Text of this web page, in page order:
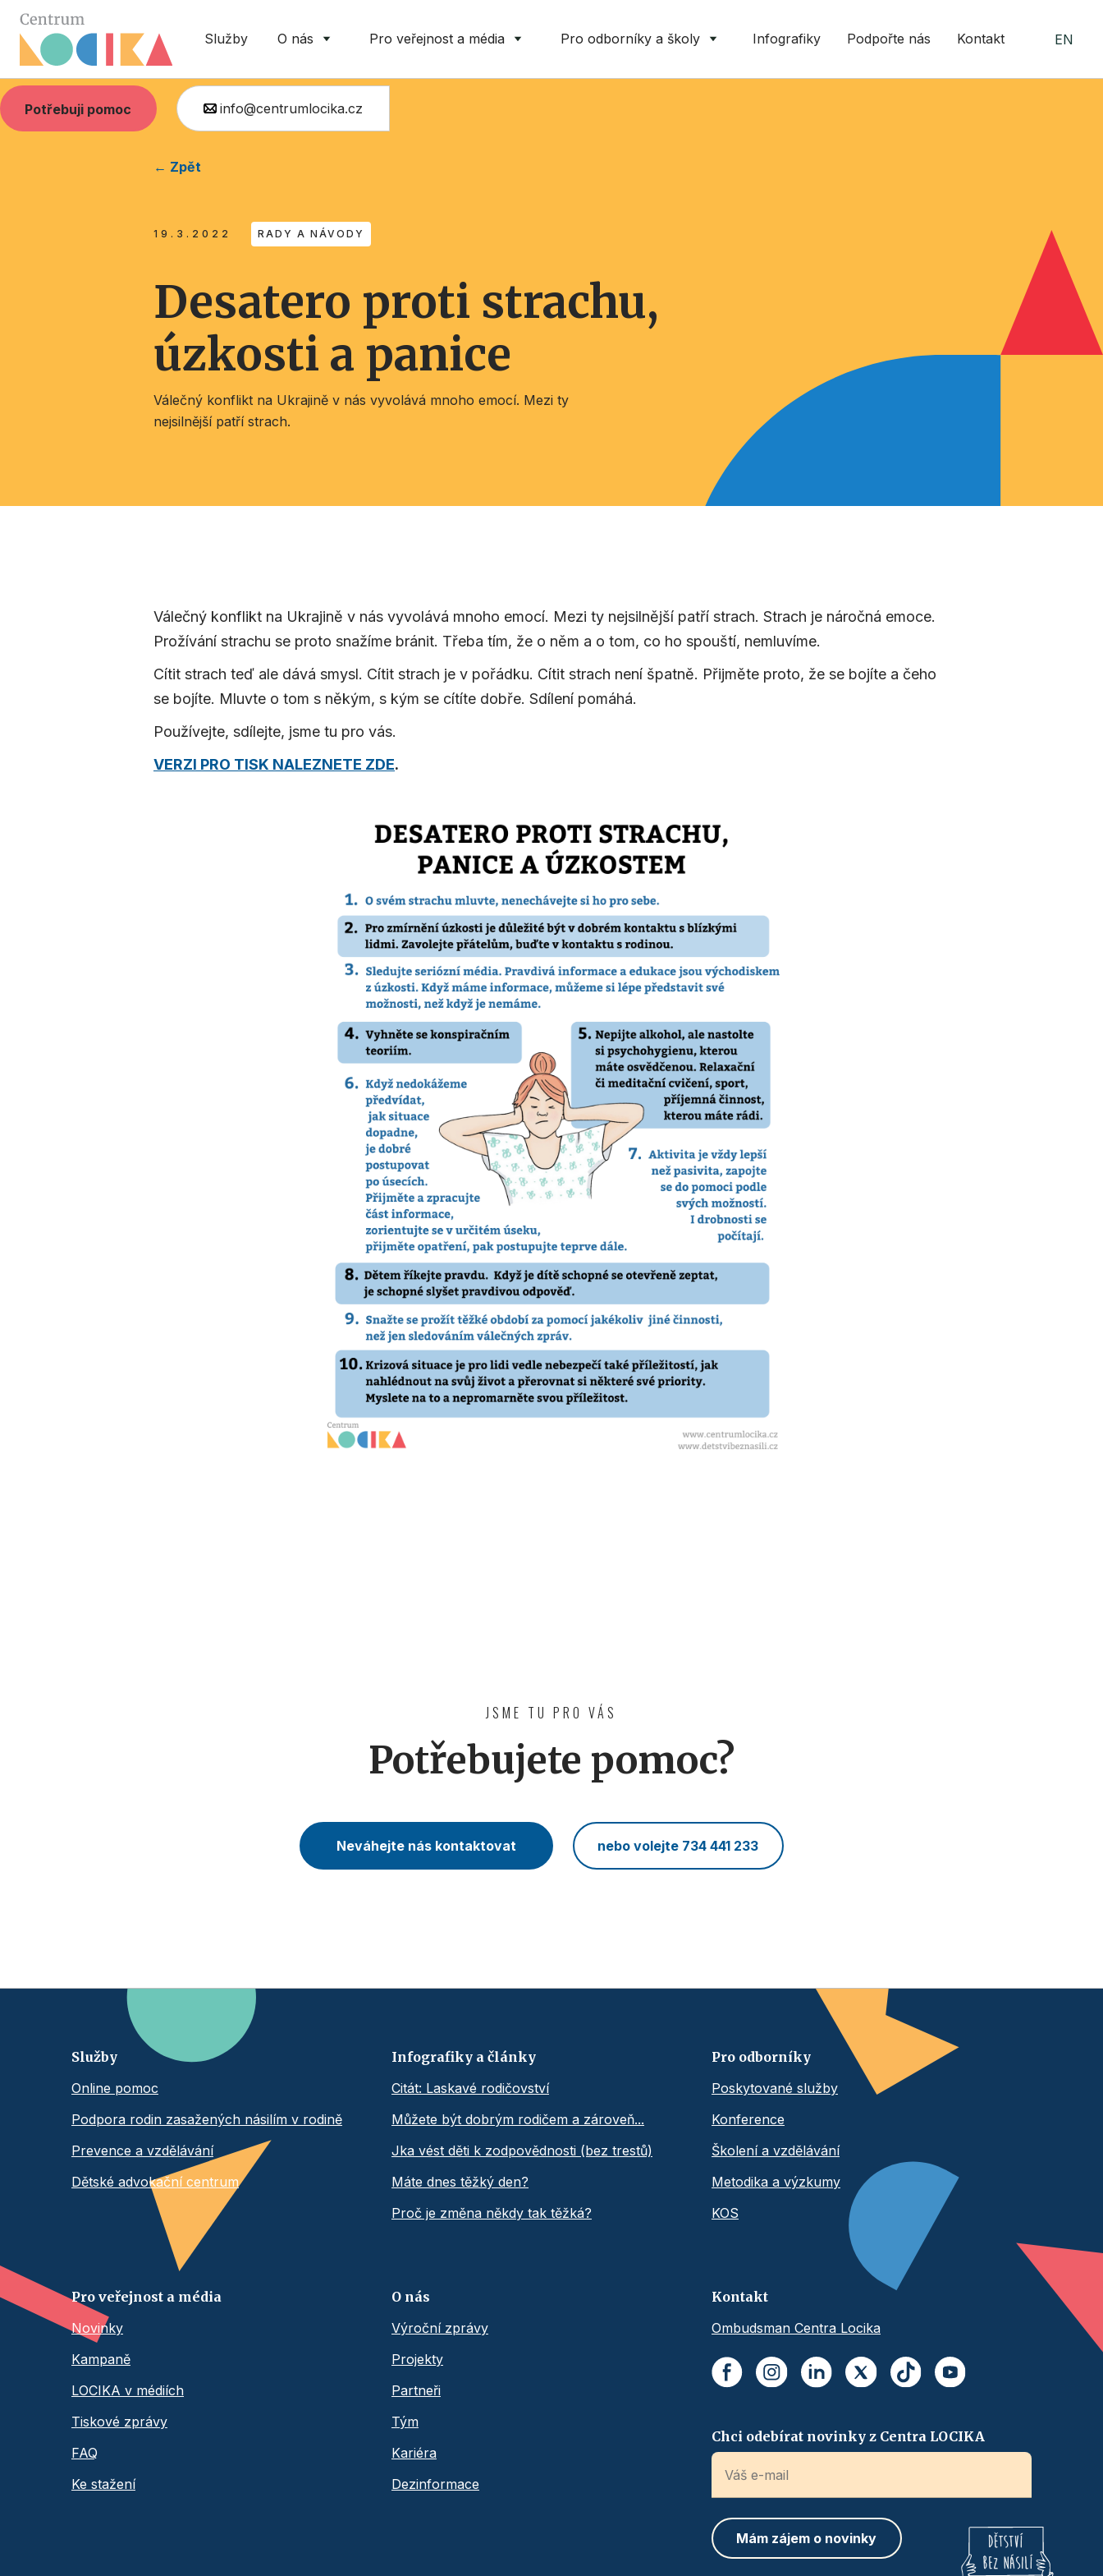
Služby O nás Pro veřejnost a média Pro odborníky a školy Infografiky Podpořte nás Kontakt EN
Potřebuji pomoc info@centrumlocika.cz
← Zpět
19.3.2022 RADY A NÁVODY
Desatero proti strachu,
úzkosti a panice
Válečný konflikt na Ukrajině v nás vyvolává mnoho emocí. Mezi ty
nejsilnější patří strach.
Válečný konflikt na Ukrajině v nás vyvolává mnoho emocí. Mezi ty nejsilnější patří strach. Strach je náročná emoce.
Prožívání strachu se proto snažíme bránit. Třeba tím, že o něm a o tom, co ho spouští, nemluvíme.
Cítit strach teď ale dává smysl. Cítit strach je v pořádku. Cítit strach není špatně. Přijměte proto, že se bojíte a čeho
se bojíte. Mluvte o tom s někým, s kým se cítíte dobře. Sdílení pomáhá.
Používejte, sdílejte, jsme tu pro vás.
VERZI PRO TISK NALEZNETE ZDE.
JSME TU PRO VÁS
Potřebujete pomoc?
Neváhejte nás kontaktovat nebo volejte 734 441 233
Služby
Online pomoc
Podpora rodin zasažených násilím v rodině
Prevence a vzdělávání
Dětské advokační centrum
Infografiky a články
Citát: Laskavé rodičovství
Můžete být dobrým rodičem a zároveň...
Jka vést děti k zodpovědnosti (bez trestů)
Máte dnes těžký den?
Proč je změna někdy tak těžká?
Pro odborníky
Poskytované služby
Konference
Školení a vzdělávání
Metodika a výzkumy
KOS
Pro veřejnost a média
Novinky
Kampaně
LOCIKA v médiích
Tiskové zprávy
FAQ
Ke stažení
O nás
Výroční zprávy
Projekty
Partneři
Tým
Kariéra
Dezinformace
Kontakt
Ombudsman Centra Locika
Chci odebírat novinky z Centra LOCIKA